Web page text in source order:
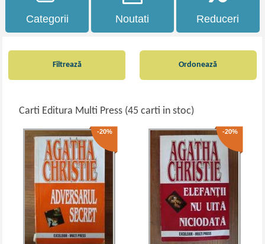
Categorii Noutati Reduceri
Filtrează
Carti Editura Multi Press (45 carti in stoc)
Ordonează
-20% -20%